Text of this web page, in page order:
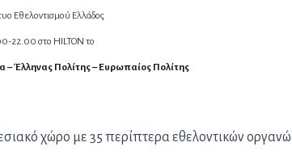
Εθελοντισμού Ελλάδος
22.00 στο HILTON το
Έλληνας Πολίτης – Ευρωπαίος Πολίτης
χώρο με 35 περίπτερα εθελοντικών